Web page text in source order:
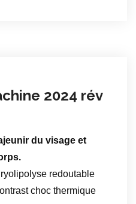
2024 rév
du visage et
redoutable
choc thermique